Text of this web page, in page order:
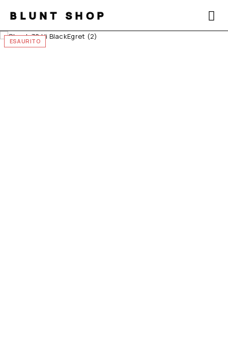
BLUNT SHOP
ESAURITO